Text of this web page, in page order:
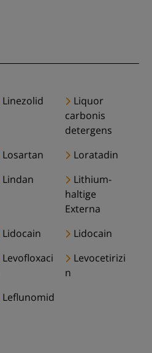
Linezolid
Liquor
carbonis
detergens
Losartan
Loratadin
Lindan
Lithium-
haltige
Externa
Lidocain
Lidocain
Levofloxaci
Levocetirizi
n
Leflunomid